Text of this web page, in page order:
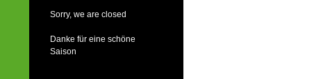
Sorry, we are closed
Danke für eine schöne
Saison